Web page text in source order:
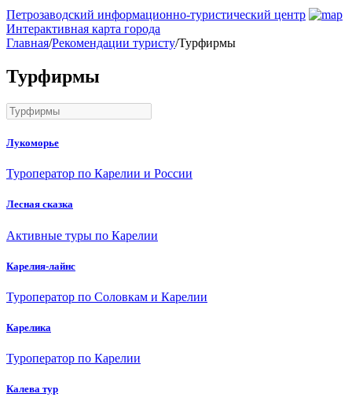
Петрозаводский информационно-туристический центр
Интерактивная карта города
Главная/Рекомендации туристу/Турфирмы
Турфирмы
Лукоморье
Туроператор по Карелии и России
Лесная сказка
Активные туры по Карелии
Карелия-лайнс
Туроператор по Соловкам и Карелии
Карелика
Туроператор по Карелии
Калева тур